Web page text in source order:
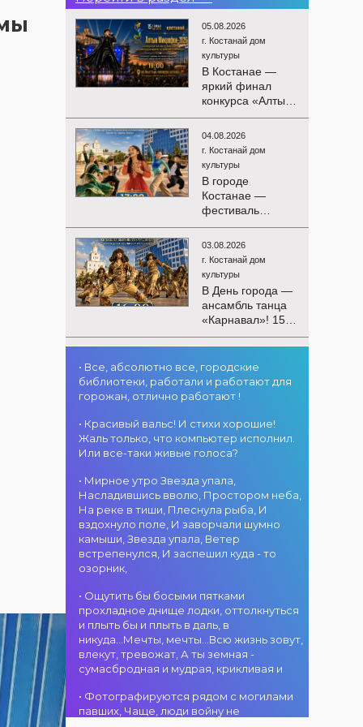
05.08.2026
г. Костанай дом
культуры
В Костанае —
яркий финал
конкурса «Алтын
Микрофон-2026»!
15 августа
состоятся
церемония
награждения
победителей и
гала-концерт
Международного
конкурса
вокалистов! Вас
ждут яркие
выступления
лучших
исполнителей,
незабываемые
эмоции и особая
праздничная
атмосфера!
04.08.2026
г. Костанай дом
культуры
В городе
Костанае —
фестиваль
детского
творчества
«Алтын дән»! 15
августа на
площади
областного
акимата
состоится
фестиваль
участием детских
творческих
коллективов
бала»! Вас ждут
яркие
выступления
прекрасные
песни,
зажигательные
танцы и
праздничное
настроение!
03.08.2026
г. Костанай дом
культуры
В День города —
ансамбль танца
«Карнавал»! 15
августа на
площади
областного
акимата
состоится
программа
ансамбля танца
«Карнавал»!
ансамбля —
Шамиль
Фахрутдинов. Вас
ждут зрелищные
хореографические
постановки, яркие
ритмы и
праздничное
настроение!
г. Костанай дом
культуры
В День города —
«MOVE &
DANCE»! 14
августа на
областного
акимата
состоится
праздничная DJ-
программа! Вас
ждут
зажигательные
ритмы, мощная
г. Костанай дом
культуры
Костанай
завоевал Гран-
при
культуры
#REPOST
@kstnews.kz - Во
летия со дня
основания
Костанайской
области подвели
г. Костанай дом
культуры
• Все, абсолютно все, городские
библиотеки, работали и работают для
горожан, отлично работают !
• Красивый вальс! И стихи хорошие!
Жаль только, что компьютер исполнил.
Или все-таки живые голоса?
• Мирное утро Звезда упала,
Насладившись вволю, Простором неба,
На реке в тиши, Плеснула рыба, И
вздохнуло поле, И заворчали шумно
камыши, Звезда упала, Ветер
встрепенулся, И заспешил куда - то
озорник,
• Ощутить бы босыми пятками
прохладное днище лодки, оттолкнуться
и плыть бы и плыть в даль, в
никуда...Мечты, мечты...Всю жизнь зовут,
влекут, тревожат, А ты земная -
сумасбродная и мудрая, крикливая и
• Фотографируются рядом с могилами
павших, Чаще, люди войну не